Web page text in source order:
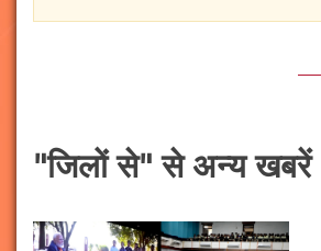
"जिलों से" से अन्य खबरें